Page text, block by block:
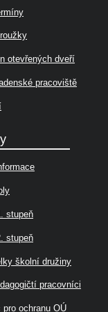
otevřených dveří
pracoviště
stupeň
stupeň
školní družiny
pracovníci
pro ochranu OÚ